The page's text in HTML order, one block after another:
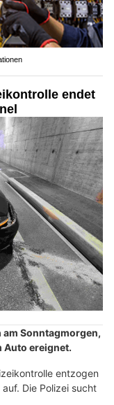
endet
Sonntagmorgen,
Auto ereignet.
entzogen
Die Polizei sucht